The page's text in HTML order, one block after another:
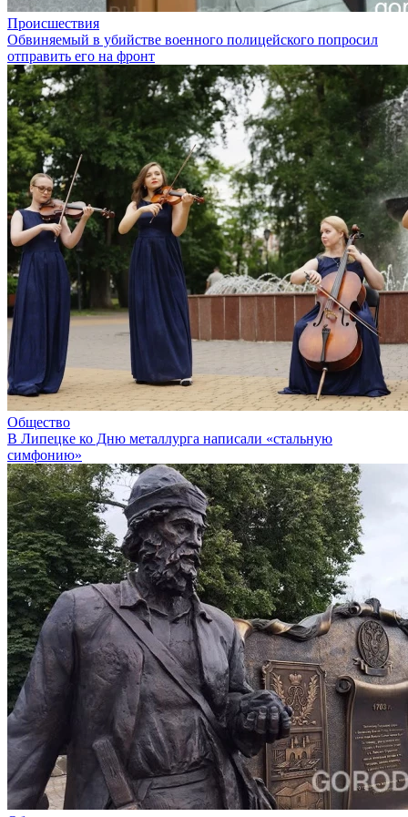
Происшествия
Обвиняемый в убийстве военного полицейского попросил
отправить его на фронт
Общество
В Липецке ко Дню металлурга написали «стальную
симфонию»